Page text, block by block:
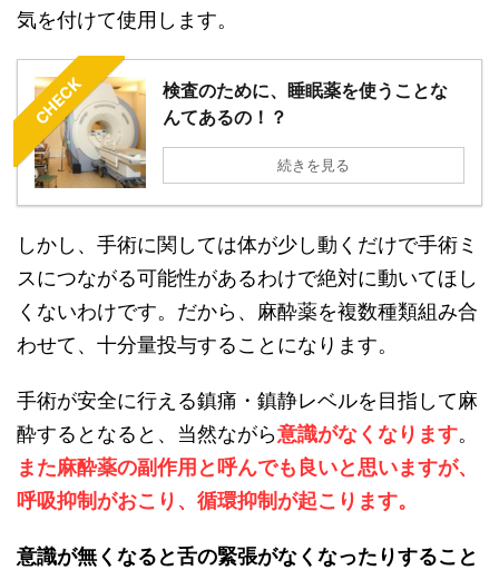
気を付けて使用します。
CHECK
検査のために、睡眠薬を使うことな
んてあるの！？
続きを見る
しかし、手術に関しては体が少し動くだけで手術ミ
スにつながる可能性があるわけで絶対に動いてほし
くないわけです。だから、麻酔薬を複数種類組み合
わせて、十分量投与することになります。
手術が安全に行える鎮痛・鎮静レベルを目指して麻
酔するとなると、当然ながら意識がなくなります。
また麻酔薬の副作用と呼んでも良いと思いますが、
呼吸抑制がおこり、循環抑制が起こります。
意識が無くなると舌の緊張がなくなったりすること